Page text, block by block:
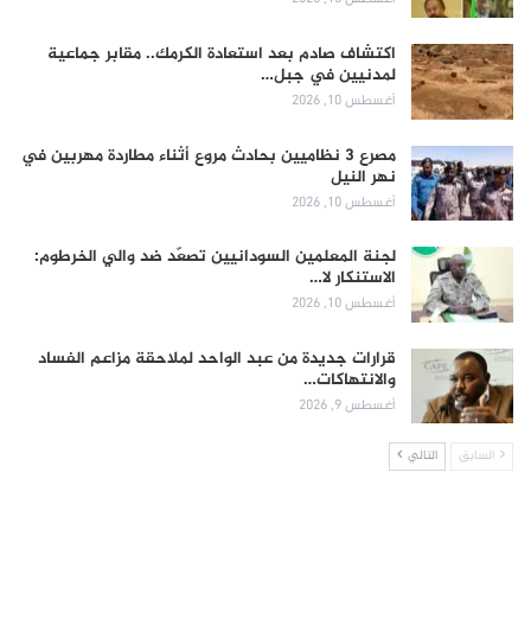
اكتشاف صادم بعد استعادة الكرمك.. مقابر جماعية
لمدنيين في جبل…
أغسطس 10, 2026
مصرع 3 نظاميين بحادث مروع أثناء مطاردة مهربين في
نهر النيل
أغسطس 10, 2026
لجنة المعلمين السودانيين تصعّد ضد والي الخرطوم:
الاستنكار لا…
أغسطس 10, 2026
قرارات جديدة من عبد الواحد لملاحقة مزاعم الفساد
والانتهاكات…
أغسطس 9, 2026
السابق التالي